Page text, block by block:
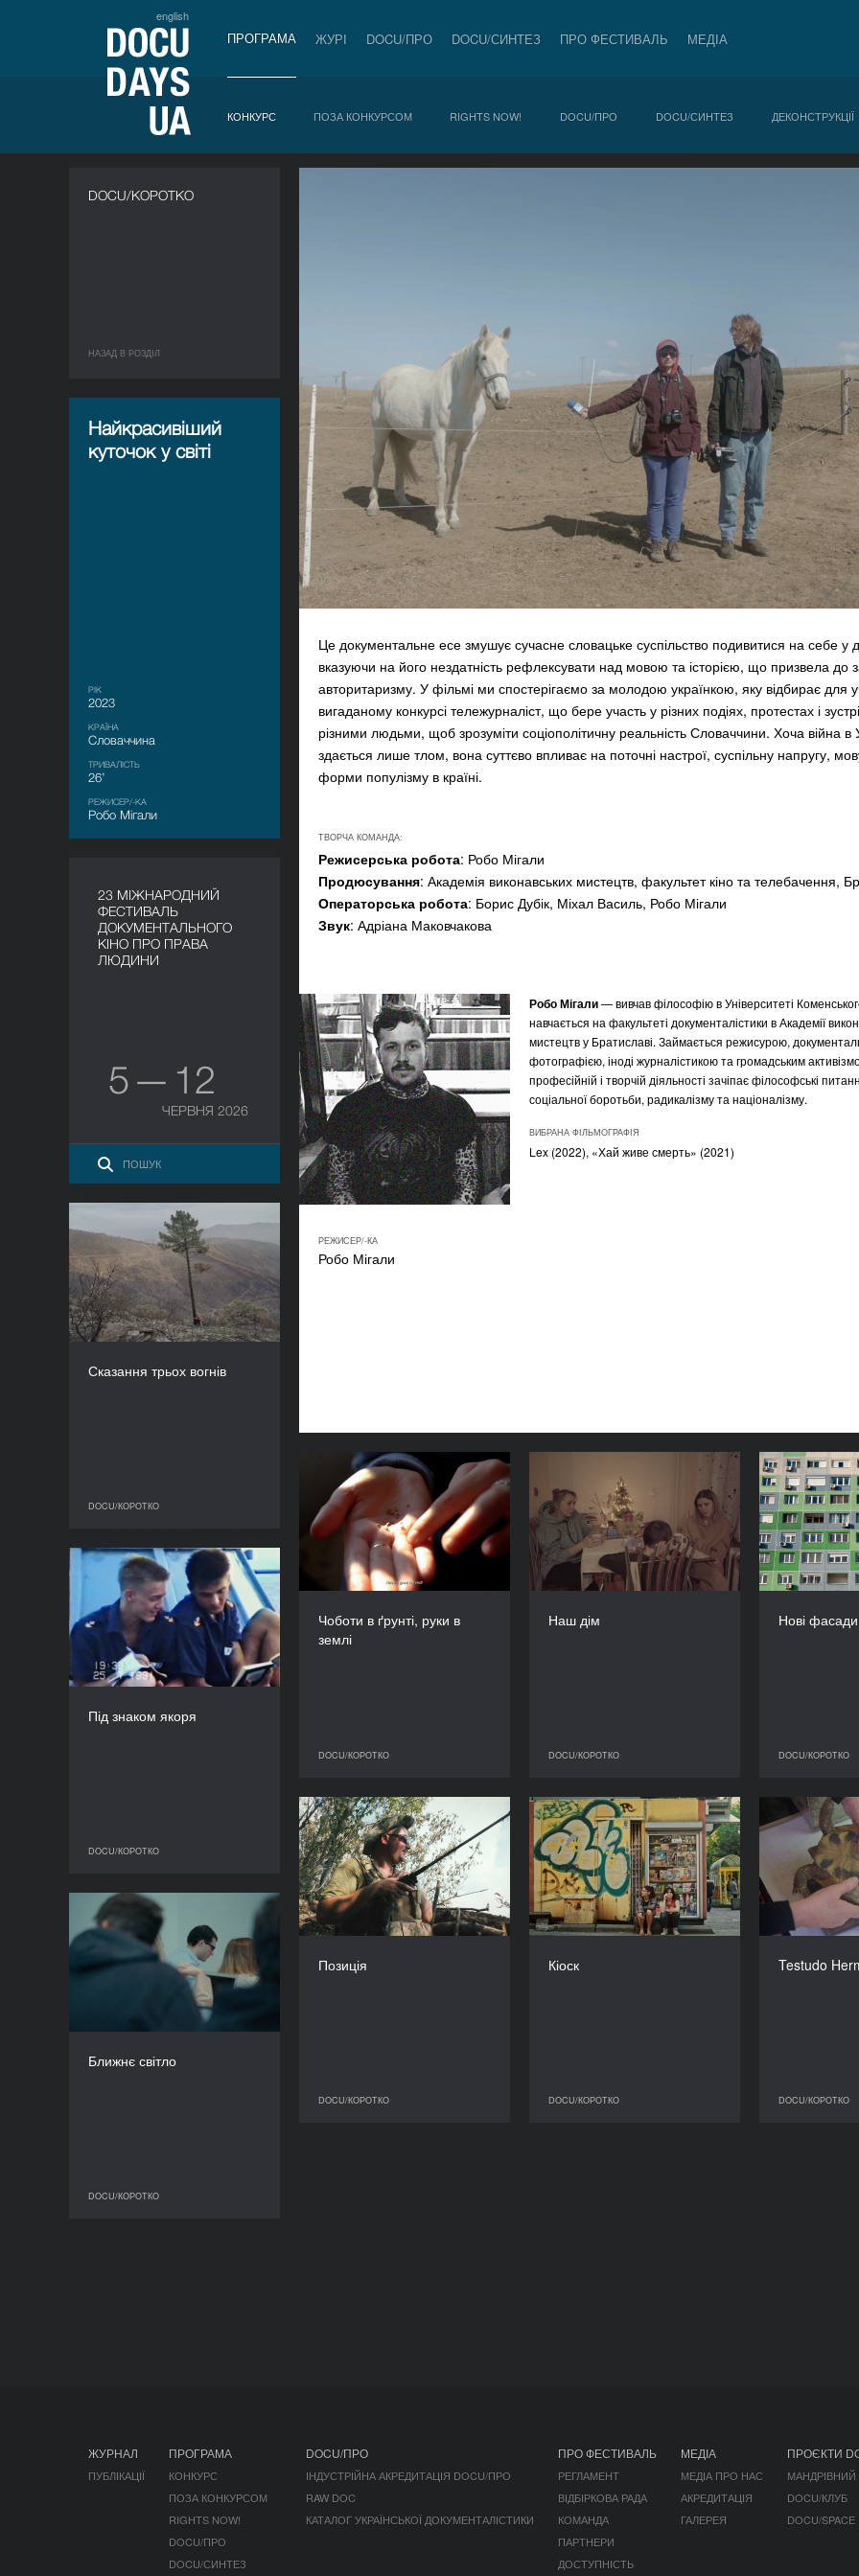
english
ПРОГРАМА ЖУРІ DOCU/ПРО DOCU/СИНТЕЗ ПРО ФЕСТИВАЛЬ МЕДІА
КОНКУРС ПОЗА КОНКУРСОМ RIGHTS NOW! DOCU/ПРО DOCU/СИНТЕЗ ДЕКОНСТРУКЦІЇ
DOCU/КОРОТКО
НАЗАД В РОЗДIЛ
Найкрасивіший
куточок у світі
РІК
2023
КРАЇНА
Словаччина
ТРИВАЛІСТЬ
26’
РЕЖИСЕР/-КА
Робо Мігали
Це документальне есе змушує сучасне словацьке суспільство подивитися на себе у
вказуючи на його нездатність рефлексувати над мовою та історією, що призвела до
авторитаризму. У фільмі ми спостерігаємо за молодою українкою, яку відбирає для
вигаданому конкурсі тележурналіст, що бере участь у різних подіях, протестах і
різними людьми, щоб зрозуміти соціополітичну реальність Словаччини. Хоча війна в
здається лише тлом, вона суттєво впливає на поточні настрої, суспільну напругу,
форми популізму в країні.
ТВОРЧА КОМАНДА:
Режисерська робота: Робо Мігали
Продюсування: Академія виконавських мистецтв, факультет кіно та телебачення,
Операторська робота: Борис Дубік, Міхал Василь, Робо Мігали
Звук: Адріана Маковчакова
РЕЖИСЕР/-КА
Робо Мігали
Робо Мігали— вивчав філософію в Університеті
навчається на факультеті документалістики в Академії
мистецтв у Братиславі. Займається режисурою,
фотографією, іноді журналістикою та громадським
професійній і творчій діяльності зачіпає філософські
соціальної боротьби, радикалізму та націоналізму.
ВИБРАНА ФІЛЬМОГРАФІЯ
Lex (2022), «Хай живе смерть» (2021)
23 МІЖНАРОДНИЙ
ФЕСТИВАЛЬ
ДОКУМЕНТАЛЬНОГО
КІНО ПРО ПРАВА
ЛЮДИНИ
5 — 12
ЧЕРВНЯ 2026
Сказання трьох вогнів
DOCU/КОРОТКО
Сказання трьох вогнів
2023
КРАЇНА
Португалія, Угорщина,
Бельгія, Швейцарія
Жюльєт Мантонне
Чоботи в ґрунті, руки в
землі
DOCU/КОРОТКО
Чоботи в ґрунті, руки в
землі
РІК
2023
Україна, Нідерланди,
РЕЖИСЕР/-КА Наш дім
DOCU/КОРОТКО
РІК
2023
КРАЇНА
Україна
РЕЖИСЕР/-КА
Нові фасади
DOCU/КОРОТКО
Під знаком якоря
DOCU/КОРОТКО
Під знаком якоря
РІК
2024
КРАЇНА
Україна
РЕЖИСЕР/-КА
Позиція
DOCU/КОРОТКО
Позиція
РІК
2023
КРАЇНА
Україна
РЕЖИСЕР/-КА
Кіоск
DOCU/КОРОТКО
Кіоск
РІК
2023
КРАЇНА
Польща
РЕЖИСЕР/-КА
Testudo
DOCU/КОРОТКО
Ближнє світло
DOCU/КОРОТКО
Ближнє світло
РІК
2023
КРАЇНА
РЕЖИСЕР/-КА
ЖУРНАЛ
ПУБЛІКАЦІЇ
ПРОГРАМА
КОНКУРС
ПОЗА КОНКУРСОМ
RIGHTS NOW!
DOCU/ПРО
DOCU/СИНТЕЗ
DOCU/ПРО
ІНДУСТРІЙНА АКРЕДИТАЦІЯ DOCU/ПРО
RAW DOC
КАТАЛОГ УКРАЇНСЬКОЇ ДОКУМЕНТАЛІСТИКИ
ПРО ФЕСТИВАЛЬ
РЕГЛАМЕНТ
ВІДБІРКОВА РАДА
КОМАНДА
ПАРТНЕРИ
ДОСТУПНІСТЬ
МЕДІА
МЕДІА ПРО НАС
АКРЕДИТАЦІЯ
ГАЛЕРЕЯ
ПРОЄКТИ
DOCU/КЛУБ
DOCU/SPACE